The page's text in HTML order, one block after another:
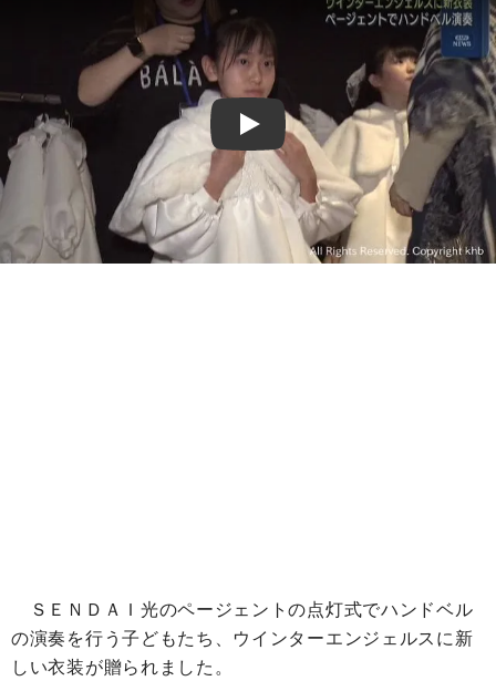
Play
ＳＥＮＤＡＩ光のページェントの点灯式でハンドベル
の演奏を行う子どもたち、ウインターエンジェルスに新
しい衣装が贈られました。